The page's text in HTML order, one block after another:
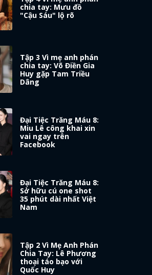
chia tay: Mưu đồ
"Cậu Sáu" lộ rõ
Tập 3 Vì mẹ anh phán
chia tay: Võ Điền Gia
Huy gặp Tam Triều
Dâng
Đại Tiệc Trăng Máu 8:
Miu Lê công khai xin
vai ngay trên
Facebook
Đại Tiệc Trăng Máu 8:
Sở hữu cú one shot
35 phút dài nhất Việt
Nam
Tập 2 Vì Mẹ Anh Phán
Chia Tay: Lê Phương
thoại táo bạo với
Quốc Huy